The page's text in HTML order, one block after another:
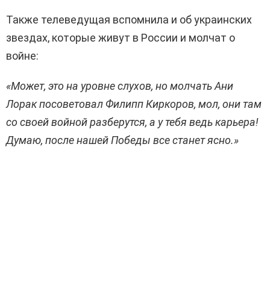
Также телеведущая вспомнила и об украинских
звездах, которые живут в России и молчат о
войне:
«Может, это на уровне слухов, но молчать Ани
Лоракпосоветовал Филипп Киркоров, мол, они там
со своей войной разберутся, а у тебя ведь карьера!
Думаю, после нашей Победы все станет ясно.»